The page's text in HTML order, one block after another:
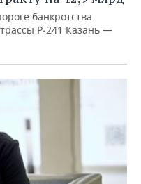
банкротства
Р‑241 Казань —